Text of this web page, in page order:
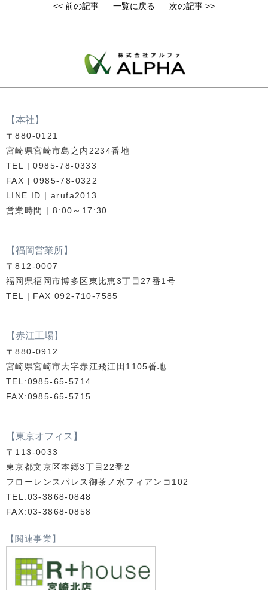
<< 前の記事 一覧に戻る 次の記事 >>
【本社】
〒880-0121
宮崎県宮崎市島之内2234番地
TEL | 0985-78-0333
FAX | 0985-78-0322
LINE ID | arufa2013
営業時間 | 8:00～17:30
【福岡営業所】
〒812-0007
福岡県福岡市博多区東比恵3丁目27番1号
TEL | FAX 092-710-7585
【赤江工場】
〒880-0912
宮崎県宮崎市大字赤江飛江田1105番地
TEL:0985-65-5714
FAX:0985-65-5715
【東京オフィス】
〒113-0033
東京都文京区本郷3丁目22番2
フローレンスパレス御茶ノ水フィアンコ102
TEL:03-3868-0848
FAX:03-3868-0858
【関連事業】